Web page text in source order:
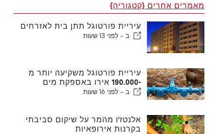
מאמרים אחרים {קטגוריה}
עיריית פורטוגל תתן בית לאזרחים
ב - לפני 13 שעות
עיריית פורטוגל משקיעה יותר מ
-190.000 אירו באספקת מים
ב - לפני 16 שעות
אלנטז'ו מהמר על שיקום סביבתי
בקרנות אירופאיות